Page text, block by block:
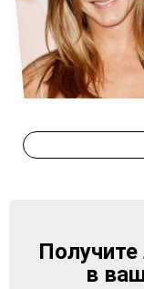
в